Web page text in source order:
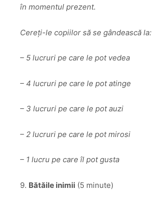
în momentul prezent.
Cereți-le copiilor să se gândească la:
– 5 lucruri pe care le pot vedea
– 4 lucruri pe care le pot atinge
– 3 lucruri pe care le pot auzi
– 2 lucruri pe care le pot mirosi
– 1 lucru pe care îl pot gusta
9. Bătăile inimii (5 minute)